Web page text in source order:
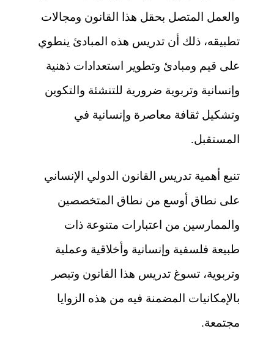
والعمل المتصل بحقل هذا القانون ومجالات
تطبيقه، ذلك أن تدريس هذه المبادئ ينطوي
على قيم ومبادئ وتطوير استعدادات ذهنية
وإنسانية وتربوية ضرورية للتنشئة والتكوين
وتشكيل ثقافة معاصرة وإنسانية في
المستقبل.
تنبع أهمية تدريس القانون الدولي الإنساني
على نطاق أوسع من نطاق المتخصصين
والممارسين من اعتبارات متنوعة ذات
طبيعة فلسفية وإنسانية وأخلاقية وعملية
وتربوية، تسوغ تدريس هذا القانون وتبصر
بالإمكانيات المضمنة فيه من هذه الزوايا
مجتمعة.